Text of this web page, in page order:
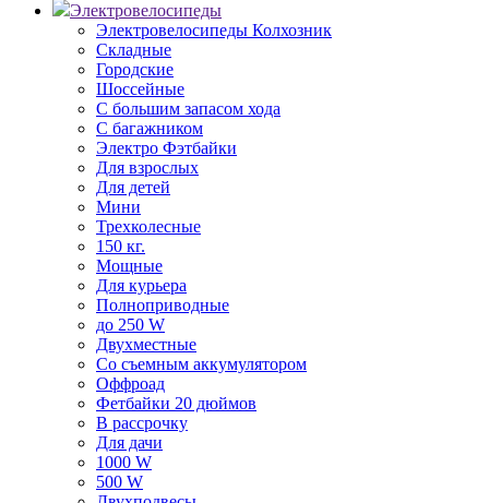
Электровелосипеды
Электровелосипеды Колхозник
Складные
Городские
Шоссейные
С большим запасом хода
С багажником
Электро Фэтбайки
Для взрослых
Для детей
Мини
Трехколесные
150 кг.
Мощные
Для курьера
Полноприводные
до 250 W
Двухместные
Со съемным аккумулятором
Оффроад
Фетбайки 20 дюймов
В рассрочку
Для дачи
1000 W
500 W